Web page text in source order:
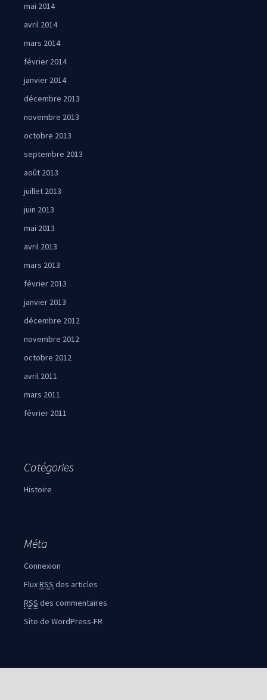
mai 2014
avril 2014
mars 2014
février 2014
janvier 2014
décembre 2013
novembre 2013
octobre 2013
septembre 2013
août 2013
juillet 2013
juin 2013
mai 2013
avril 2013
mars 2013
février 2013
janvier 2013
décembre 2012
novembre 2012
octobre 2012
avril 2011
mars 2011
février 2011
Catégories
Histoire
Méta
Connexion
FluxRSS des articles
RSS des commentaires
Site de WordPress-FR